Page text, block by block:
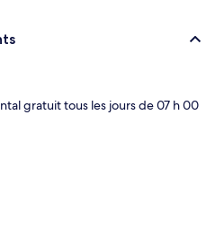
gratuit tous les jours de 07 h 00